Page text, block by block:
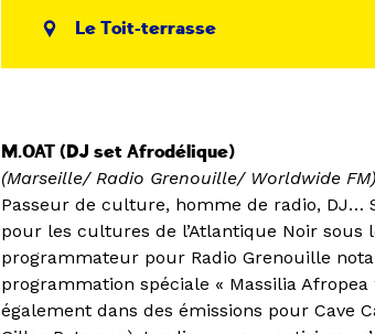
Le Toit-terrasse
M.OAT (DJ set Afrodélique)
(Marseille/ Radio Grenouille/ Worldwide FM)
Passeur de culture, homme de radio, DJ…
pour les cultures de l’Atlantique Noir
programmateur pour Radio Grenouille
programmation spéciale « Massilia
également dans des émissions pour Cave